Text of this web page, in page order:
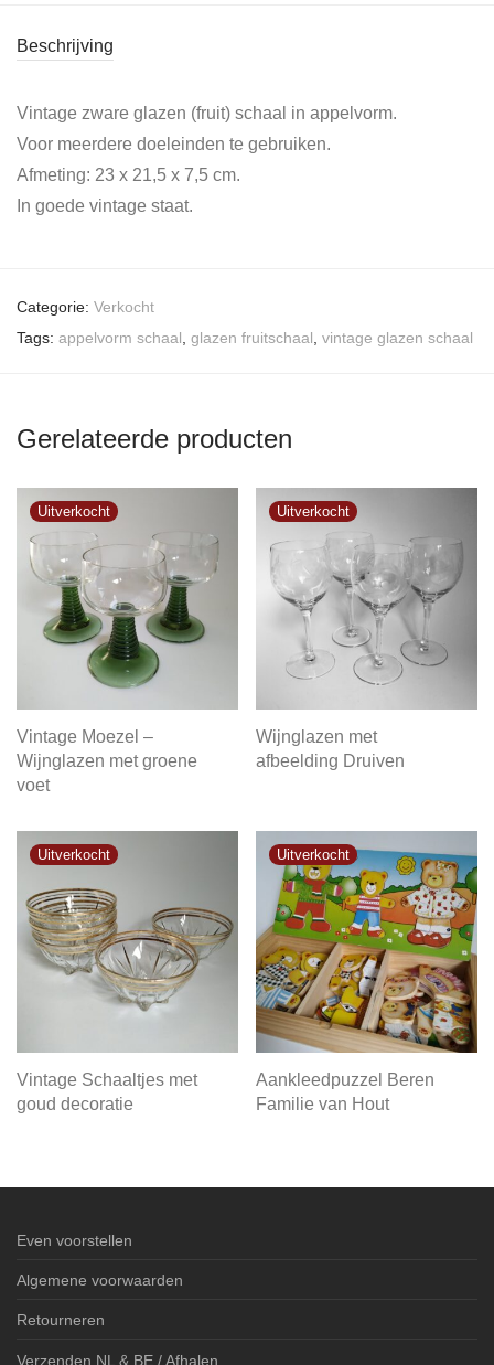
Beschrijving
Vintage zware glazen (fruit) schaal in appelvorm.
Voor meerdere doeleinden te gebruiken.
Afmeting: 23 x 21,5 x 7,5 cm.
In goede vintage staat.
Categorie: Verkocht
Tags: appelvorm schaal glazen fruitschaal vintage glazen schaal
Gerelateerde producten
Vintage Moezel –
Wijnglazen met groene
voet
Wijnglazen met
afbeelding Druiven
Vintage Schaaltjes met
goud decoratie
Aankleedpuzzel Beren
Familie van Hout
Even voorstellen
Algemene voorwaarden
Retourneren
Verzenden NL & BE / Afhalen